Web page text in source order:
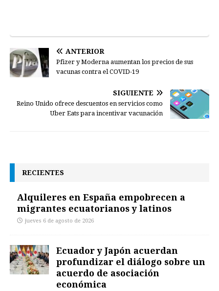
ANTERIOR
Pfizer y Moderna aumentan los precios de sus
vacunas contra el COVID-19
SIGUIENTE
Reino Unido ofrece descuentos en servicios como
Uber Eats para incentivar vacunación
RECIENTES
Alquileres en España empobrecen a
migrantes ecuatorianos y latinos
jueves 6 de agosto de 2026
Ecuador y Japón acuerdan
profundizar el diálogo sobre un
acuerdo de asociación
económica